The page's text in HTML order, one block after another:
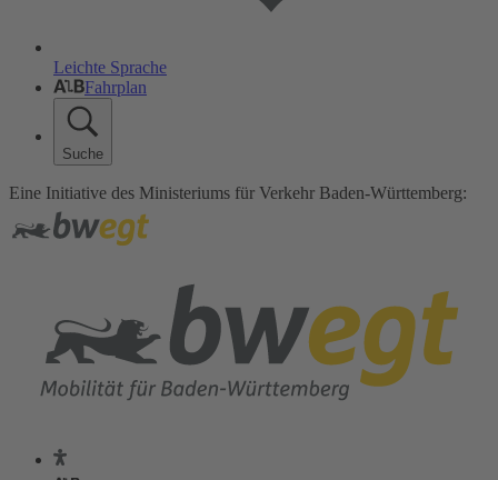
Leichte Sprache
Fahrplan
Suche
Eine Initiative des Ministeriums für Verkehr Baden-Württemberg: